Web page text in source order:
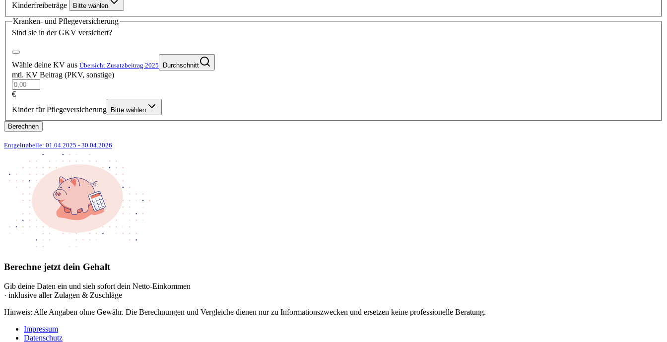
Kinderfreibeträge Bitte wählen
Kranken- und Pflegeversicherung
Sind sie in der GKV versichert?
Wähle deine KV aus Übersicht Zusatzbeitrag 2025 Durchschnitt
mtl. KV Beitrag (PKV, sonstige)
€
Kinder für Pflegeversicherung
Bitte wählen
Berechnen
Entgelttabelle: 01.04.2025 - 30.04.2026
Berechne jetzt dein Gehalt
Gib deine Daten ein und sieh sofort dein Netto-Einkommen
· inklusive aller Zulagen & Zuschläge
Hinweis: Alle Angaben ohne Gewähr. Die Berechnungen und Vergleiche dienen nur zu Informationszwecken und ersetzen keine professionelle Beratung.
Impressum
Datenschutz